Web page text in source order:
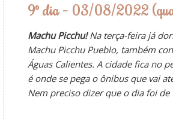
9º dia – 03/08/2022
Machu Picchu!Na terça-feira já
Machu Picchu Pueblo, também
Águas Calientes. A cidade fica no
é onde se pega o ônibus que vai
Nem preciso dizer que o dia foi de